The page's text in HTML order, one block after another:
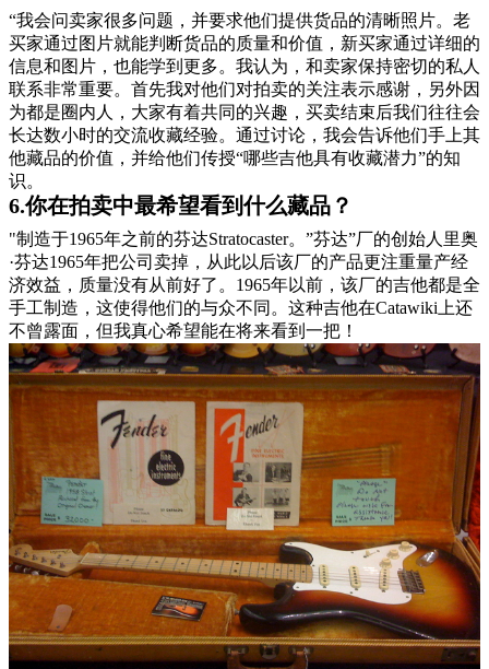
“我会问卖家很多问题，并要求他们提供货品的清晰照片。老
买家通过图片就能判断货品的质量和价值，新买家通过详细的
信息和图片，也能学到更多。我认为，和卖家保持密切的私人
联系非常重要。首先我对他们对拍卖的关注表示感谢，另外因
为都是圈内人，大家有着共同的兴趣，买卖结束后我们往往会
长达数小时的交流收藏经验。通过讨论，我会告诉他们手上其
他藏品的价值，并给他们传授“哪些吉他具有收藏潜力”的知
识。
6.你在拍卖中最希望看到什么藏品？
"制造于1965年之前的芬达Stratocaster。”芬达”厂的创始人里奥
·芬达1965年把公司卖掉，从此以后该厂的产品更注重量产经
济效益，质量没有从前好了。1965年以前，该厂的吉他都是全
手工制造，这使得他们的与众不同。这种吉他在Catawiki上还
不曾露面，但我真心希望能在将来看到一把！